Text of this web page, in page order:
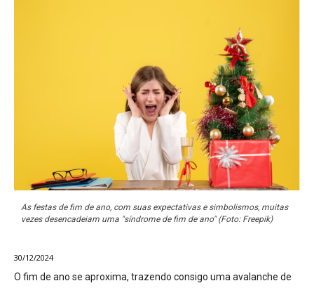
As festas de fim de ano, com suas expectativas e simbolismos, muitas
vezes desencadeiam uma "síndrome de fim de ano" (Foto: Freepik)
30/12/2024
O fim de ano se aproxima, trazendo consigo uma avalanche de